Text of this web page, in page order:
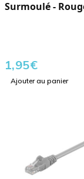
Surmoulé -
1,95€
Ajouter au panier